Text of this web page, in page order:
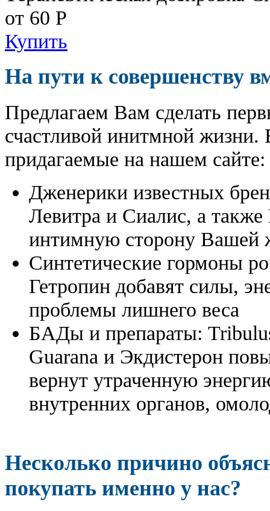
от 60 Р
Купить
На пути к совершенству
Предлагаем Вам сделать
счастливой инитмной жизни.
придагаемые на нашем сайте:
Дженерики известных
Левитра и Сиалис, а
интимную сторону Вашей
Синтетические гормоны
Гетропин добавят силы,
проблемы лишнего веса
БАДы и препараты:
Guarana и Экдистерон
вернут утраченную
внутренних органов,
Несколько причино
покупать именно у нас?